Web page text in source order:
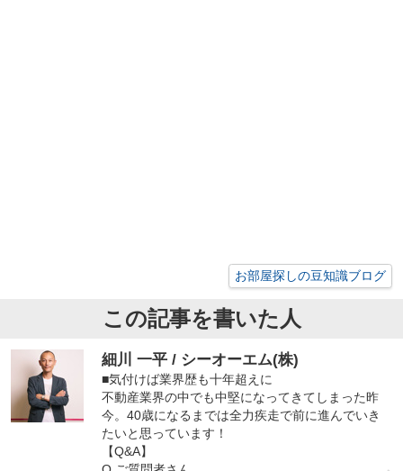
お部屋探しの豆知識ブログ
この記事を書いた人
細川 一平 / シーオーエム(株)
■気付けば業界歴も十年超えに
不動産業界の中でも中堅になってきてしまった昨
今。40歳になるまでは全力疾走で前に進んでいき
たいと思っています！
【Q&A】